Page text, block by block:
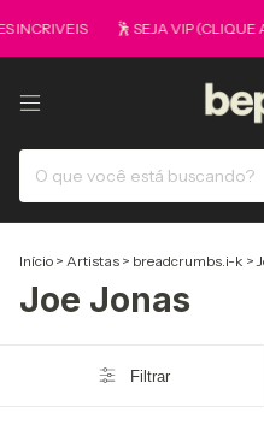
INCRIVEIS 🕺 SEJA VIP (CLIQUE
Início > Artistas > breadcrumbs.i-k >
Joe Jonas
Filtrar